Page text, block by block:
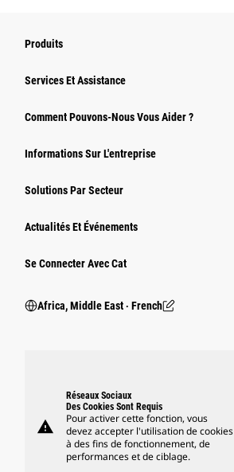
Produits
Services Et Assistance
Comment Pouvons-Nous Vous Aider ?
Informations Sur L'entreprise
Solutions Par Secteur
Actualités Et Événements
Se Connecter Avec Cat
Africa, Middle East ‧ French
warning
Réseaux Sociaux
Des Cookies Sont Requis
Pour activer cette fonction, vous
devez accepter l'utilisation de cookies
à des fins de fonctionnement, de
performances et de ciblage.